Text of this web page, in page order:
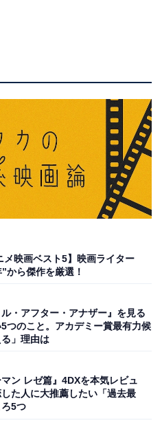
メ映画ベスト5】映画ライター
から傑作を厳選！
ル・アフター・アナザー』を見る
つのこと。アカデミー賞最有力候
」理由は
マン レゼ篇』4DXを本気レビュ
た人に大推薦したい「過去最
5つ